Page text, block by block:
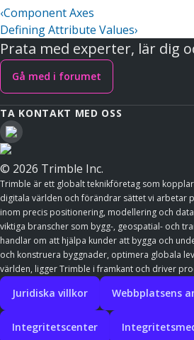
‹Component Axes
Defining Attribute Values›
Prata med experter, lär dig
Gå med i forumet
TA KONTAKT MED OSS
© 2026 Trimble Inc.
Trimble är ett globalt teknikföretag som
digitala världen och förändrar sättet vi arbetar
inom precis positionering, modellering och
viktiga branscher som bygg-, geospatial- och
handlar om att hjälpa kunder att bygga och
och konstruera byggnader, optimera globala
världen, ligger Trimble i framkant och driver
Juridiska villkor Webbplatsens
Integritetscenter